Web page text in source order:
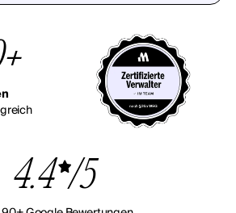
4.4 /5